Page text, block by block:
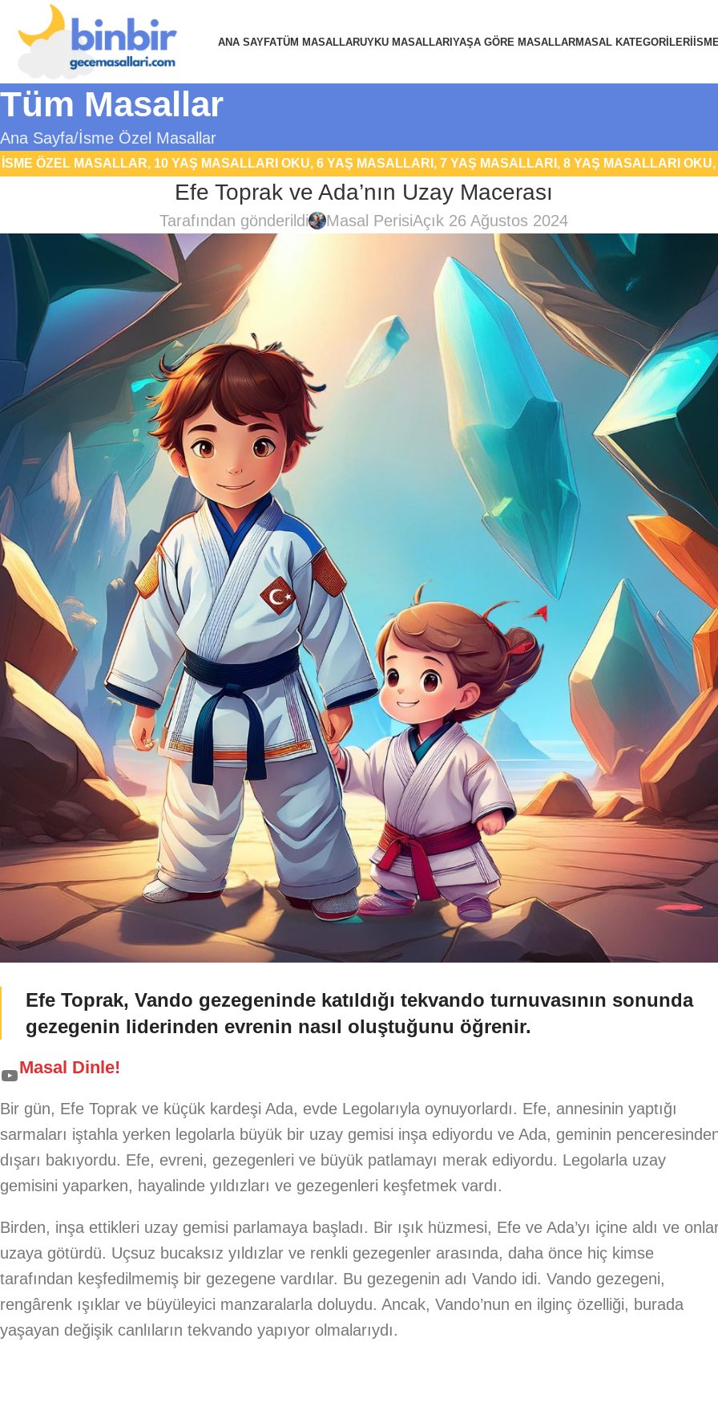
ANA SAYFATÜM MASALLARUYKU MASALLARIYAŞA GÖRE MASALLARMASAL KATEGORILERI
Tüm Masallar
Ana Sayfa İsme Özel Masallar
İSME ÖZEL MASALLAR, 10 YAŞ MASALLARI OKU,6 YAŞ MASALLARI ,7 YAŞ MASALLARI ,8 YAŞ MASALLARI OKU
YAŞ MASALLARI OKU, BILIM KURGU MASALLARI,FANTASTIK MASALLAR,UYKU MASALLARI
Efe Toprak ve Ada’nın Uzay Macerası
Tarafından gönderildi Masal PerisiAçık 26 Ağustos 2024
Efe Toprak, Vando gezegeninde katıldığı tekvando turnuvasının sonunda
gezegenin liderinden evrenin nasıl oluştuğunu öğrenir.
Masal Dinle!
Bir gün, Efe Toprak ve küçük kardeşi Ada, evde Legolarıyla oynuyorlardı. Efe, annesinin yaptığı
sarmaları iştahla yerken legolarla büyük bir uzay gemisi inşa ediyordu ve Ada, geminin
dışarı bakıyordu. Efe, evreni, gezegenleri ve büyük patlamayı merak ediyordu. Legolarla uzay
gemisini yaparken, hayalinde yıldızları ve gezegenleri keşfetmek vardı.
Birden, inşa ettikleri uzay gemisi parlamaya başladı. Bir ışık hüzmesi, Efe ve Ada’yı içine aldı ve
uzaya götürdü. Uçsuz bucaksız yıldızlar ve renkli gezegenler arasında, daha önce hiç kimse
tarafından keşfedilmemiş bir gezegene vardılar. Bu gezegenin adı Vando idi. Vando gezegeni,
rengârenk ışıklar ve büyüleyici manzaralarla doluydu. Ancak, Vando’nun en ilginç özelliği, burada
yaşayan değişik canlıların tekvando yapıyor olmalarıydı.